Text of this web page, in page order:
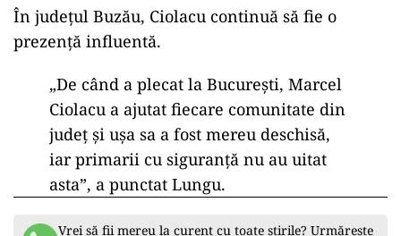
În judeţul Buzău, Ciolacu continuă să fie o
prezenţă influentă.
„De când a plecat la Bucureşti, Marcel
Ciolacu a ajutat fiecare comunitate din
judeţ şi uşa sa a fost mereu deschisă,
iar primarii cu siguranţă nu au uitat
asta”, a punctat Lungu.
Vrei să fii mereu la curent cu toate știrile? Urmărește